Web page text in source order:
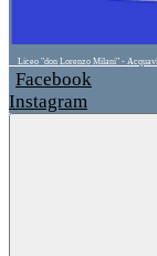
Liceo "don Lorenzo Milani" -
Facebook
Instagram